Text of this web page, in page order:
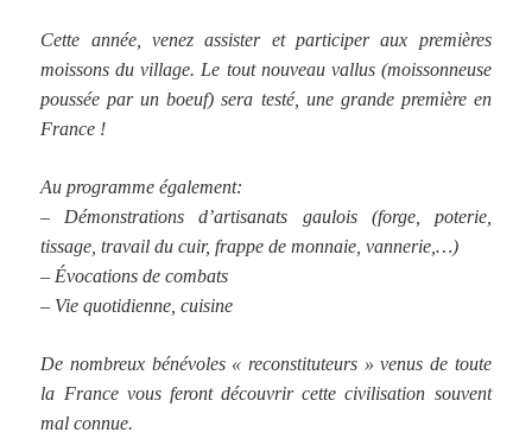
Cette année, venez assister et participer aux premières
moissons du village. Le tout nouveau vallus (moissonneuse
poussée par un boeuf) sera testé, une grande première en
France !
Au programme également:
– Démonstrations d’artisanats gaulois (forge, poterie,
tissage, travail du cuir, frappe de monnaie, vannerie,…)
– Évocations de combats
– Vie quotidienne, cuisine
De nombreux bénévoles « reconstituteurs » venus de toute
la France vous feront découvrir cette civilisation souvent
mal connue.